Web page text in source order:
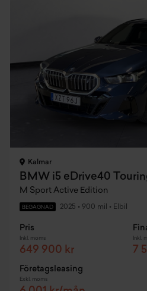
Kalmar
BMW i5 eDrive40
M Sport Active Edition
BEGAGNAD 2025 • 900 mil • Elbil
Pris
Inkl. moms
649 900 kr
Inkl.
7
Företagsleasing
Exkl. moms